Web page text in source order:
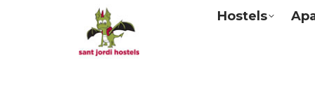
Hostels